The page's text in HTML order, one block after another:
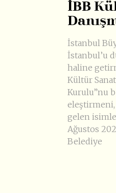
​İBB
İstanbul
İstanbul’u
haline
Kültür
Kurulu”nu
gelen
Ağustos
Belediye